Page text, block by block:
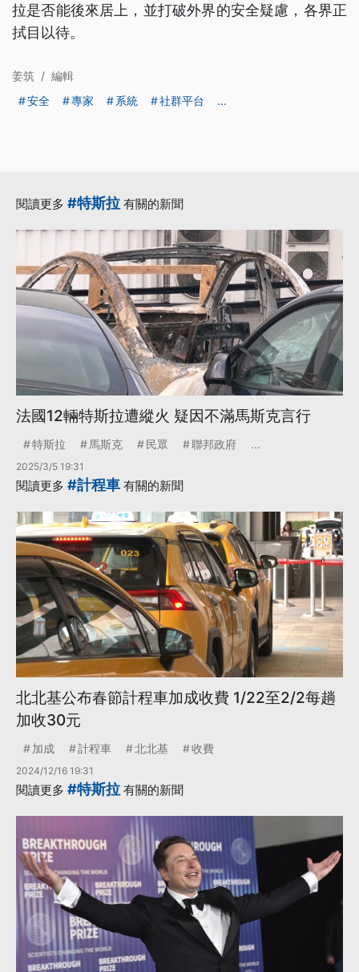
拉是否能後來居上，並打破外界的安全疑慮，各界正
拭目以待。
姜筑 / 編輯
安全
專家 系統 社群平台 ...
閱讀更多 #特斯拉 有關的新聞
法國12輛特斯拉遭縱火 疑因不滿馬斯克言行
特斯拉 馬斯克 民眾 聯邦政府 ...
2025/3/5 19:31
閱讀更多 #計程車 有關的新聞
北北基公布春節計程車加成收費 1/22至2/2每趟
加收30元
加成 計程車 北北基 收費
2024/12/16 19:31
閱讀更多 #特斯拉 有關的新聞